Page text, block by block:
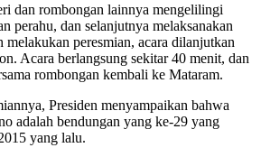
dan rombongan lainnya mengelilingi
perahu, dan selanjutnya melaksanakan
melakukan peresmian, acara dilanjutkan
Acara berlangsung sekitar 40 menit, dan
rombongan kembali ke Mataram.
Presiden menyampaikan bahwa
adalah bendungan yang ke-29 yang
yang lalu.